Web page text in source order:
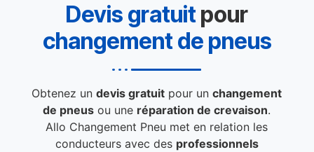
Devis gratuitpour
changement de pneus
Obtenez undevis gratuit pour unchangement
de pneus ou une réparation de crevaison.
Allo Changement Pneu met en relation les
conducteurs avec des professionnels